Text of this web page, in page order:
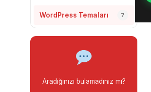
WordPress Temaları 7
Aradığınızı bulamadınız mı?